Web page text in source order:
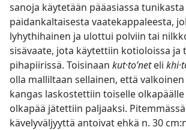
sanoja käytetään pääasiassa
paidankaltaisesta vaatekappaleesta,
lyhythihainen ja ulottui polviin tai
sisävaate, jota käytettiin kotioloissa ja
pihapiirissä. Toisinaan kut·toʹneteli
olla malliltaan sellainen, että
kangas laskostettiin toiselle
olkapää jätettiin paljaaksi.
kävelyväljyyttä antoivat ehkä n. 30